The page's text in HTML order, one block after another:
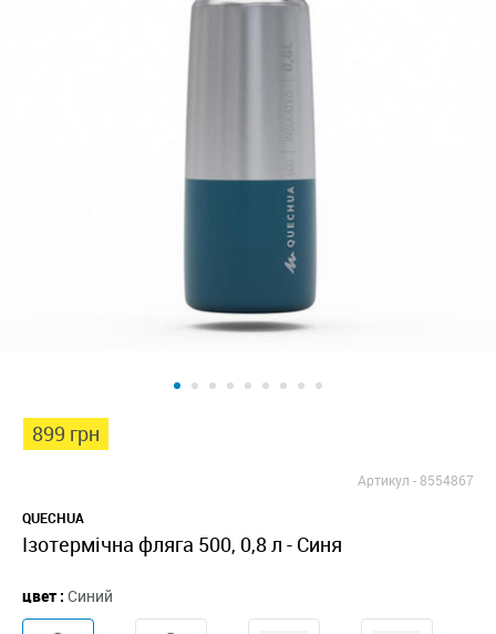
899 грн
Артикул -8554867
QUECHUA
Ізотермічна фляга 500, 0,8 л - Синя
цвет : Синий